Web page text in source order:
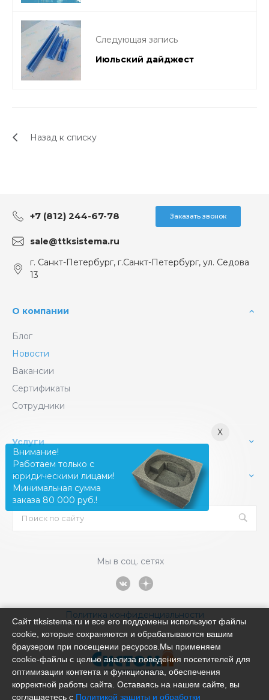
Следующая запись
Июльский дайджест
Назад к списку
+7 (812) 244-67-78 Заказать звонок
sale@ttksistema.ru
г. Санкт-Петербург, г.Санкт-Петербург, ул. Седова
13
О компании
Блог
Новости
Вакансии
Сертификаты
Сотрудники
Услуги
Производство
Мы в соц. сетях
Политика конфиденциальности
X
Внимание!
Работаем только с
юридическими лицами!
Минимальная сумма
заказа 80 000 руб.!
Сайт ttksistema.ru и все его поддомены используют файлы
cookie, которые сохраняются и обрабатываются вашим
браузером при посещении ресурсов.Мы применяем
cookie‑файлы с целью анализа поведения посетителей для
оптимизации контента и функционала, обеспечения
корректной работы сайта. Оставаясь на нашем сайте, вы
соглашаетесь с Политикой защиты и обработки